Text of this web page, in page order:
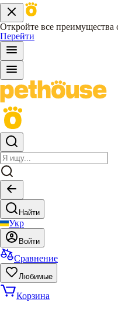
Откройте все преимущества
Перейти
Найти
Укр
Войти
Сравнение
Любимые
Корзина